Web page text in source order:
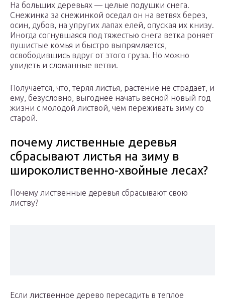
На больших деревьях — целые подушки снега.
Снежинка за снежинкой оседал он на ветвях берез,
осин, дубов, на упругих лапах елей, опуская их книзу.
Иногда согнувшаяся под тяжестью снега ветка роняет
пушистые комья и быстро выпрямляется,
освободившись вдруг от этого груза. Но можно
увидеть и сломанные ветви.
Получается, что, теряя листья, растение не страдает, и
ему, безусловно, выгоднее начать весной новый год
жизни с молодой листвой, чем переживать зиму со
старой.
почему лиственные деревья
сбрасывают листья на зиму в
широколиственно-хвойные лесах?
Почему лиственные деревья сбрасывают свою
листву?
Если лиственное дерево пересадить в теплое